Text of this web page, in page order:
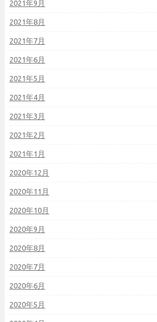
2021年9月
2021年8月
2021年7月
2021年6月
2021年5月
2021年4月
2021年3月
2021年2月
2021年1月
2020年12月
2020年11月
2020年10月
2020年9月
2020年8月
2020年7月
2020年6月
2020年5月